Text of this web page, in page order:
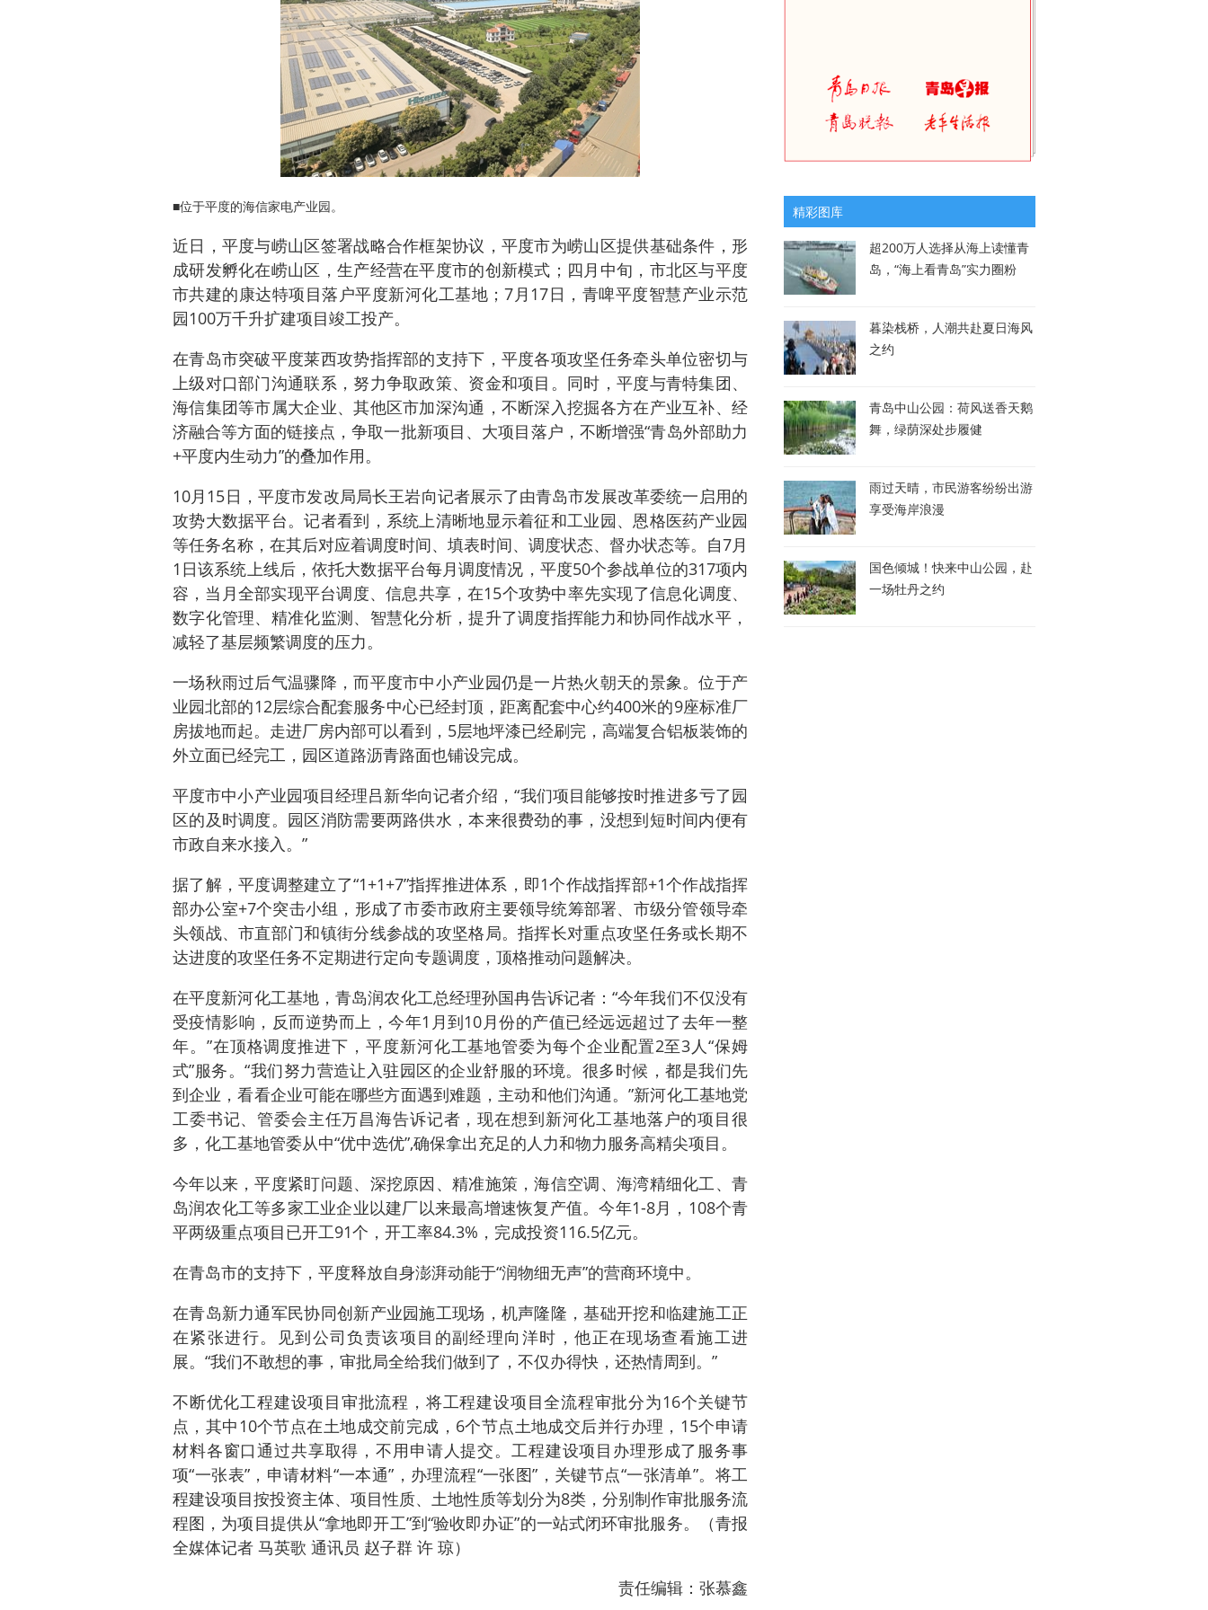
■位于平度的海信家电产业园。
近日，平度与崂山区签署战略合作框架协议，平度市为崂山区提供基础条件，形
成研发孵化在崂山区，生产经营在平度市的创新模式；四月中旬，市北区与平度
市共建的康达特项目落户平度新河化工基地；7月17日，青啤平度智慧产业示范
园100万千升扩建项目竣工投产。
在青岛市突破平度莱西攻势指挥部的支持下，平度各项攻坚任务牵头单位密切与
上级对口部门沟通联系，努力争取政策、资金和项目。同时，平度与青特集团、
海信集团等市属大企业、其他区市加深沟通，不断深入挖掘各方在产业互补、经
济融合等方面的链接点，争取一批新项目、大项目落户，不断增强“青岛外部助力
+平度内生动力”的叠加作用。
10月15日，平度市发改局局长王岩向记者展示了由青岛市发展改革委统一启用的
攻势大数据平台。记者看到，系统上清晰地显示着征和工业园、恩格医药产业园
等任务名称，在其后对应着调度时间、填表时间、调度状态、督办状态等。自7月
1日该系统上线后，依托大数据平台每月调度情况，平度50个参战单位的317项内
容，当月全部实现平台调度、信息共享，在15个攻势中率先实现了信息化调度、
数字化管理、精准化监测、智慧化分析，提升了调度指挥能力和协同作战水平，
减轻了基层频繁调度的压力。
一场秋雨过后气温骤降，而平度市中小产业园仍是一片热火朝天的景象。位于产
业园北部的12层综合配套服务中心已经封顶，距离配套中心约400米的9座标准厂
房拔地而起。走进厂房内部可以看到，5层地坪漆已经刷完，高端复合铝板装饰的
外立面已经完工，园区道路沥青路面也铺设完成。
平度市中小产业园项目经理吕新华向记者介绍，“我们项目能够按时推进多亏了园
区的及时调度。园区消防需要两路供水，本来很费劲的事，没想到短时间内便有
市政自来水接入。”
据了解，平度调整建立了“1+1+7”指挥推进体系，即1个作战指挥部+1个作战指挥
部办公室+7个突击小组，形成了市委市政府主要领导统筹部署、市级分管领导牵
头领战、市直部门和镇街分线参战的攻坚格局。指挥长对重点攻坚任务或长期不
达进度的攻坚任务不定期进行定向专题调度，顶格推动问题解决。
在平度新河化工基地，青岛润农化工总经理孙国冉告诉记者：“今年我们不仅没有
受疫情影响，反而逆势而上，今年1月到10月份的产值已经远远超过了去年一整
年。”在顶格调度推进下，平度新河化工基地管委为每个企业配置2至3人“保姆
式”服务。“我们努力营造让入驻园区的企业舒服的环境。很多时候，都是我们先
到企业，看看企业可能在哪些方面遇到难题，主动和他们沟通。”新河化工基地党
工委书记、管委会主任万昌海告诉记者，现在想到新河化工基地落户的项目很
多，化工基地管委从中“优中选优”,确保拿出充足的人力和物力服务高精尖项目。
今年以来，平度紧盯问题、深挖原因、精准施策，海信空调、海湾精细化工、青
岛润农化工等多家工业企业以建厂以来最高增速恢复产值。今年1-8月，108个青
平两级重点项目已开工91个，开工率84.3%，完成投资116.5亿元。
在青岛市的支持下，平度释放自身澎湃动能于“润物细无声”的营商环境中。
在青岛新力通军民协同创新产业园施工现场，机声隆隆，基础开挖和临建施工正
在紧张进行。见到公司负责该项目的副经理向洋时，他正在现场查看施工进
展。“我们不敢想的事，审批局全给我们做到了，不仅办得快，还热情周到。”
不断优化工程建设项目审批流程，将工程建设项目全流程审批分为16个关键节
点，其中10个节点在土地成交前完成，6个节点土地成交后并行办理，15个申请
材料各窗口通过共享取得，不用申请人提交。工程建设项目办理形成了服务事
项“一张表”，申请材料“一本通”，办理流程“一张图”，关键节点“一张清单”。将工
程建设项目按投资主体、项目性质、土地性质等划分为8类，分别制作审批服务流
程图，为项目提供从“拿地即开工”到“验收即办证”的一站式闭环审批服务。（青报
全媒体记者 马英歌 通讯员 赵子群 许 琼）
责任编辑：张慕鑫
精彩图库
超200万人选择从海上读懂青
岛，“海上看青岛”实力圈粉
暮染栈桥，人潮共赴夏日海风
之约
青岛中山公园：荷风送香天鹅
舞，绿荫深处步履健
雨过天晴，市民游客纷纷出游
享受海岸浪漫
国色倾城！快来中山公园，赴
一场牡丹之约